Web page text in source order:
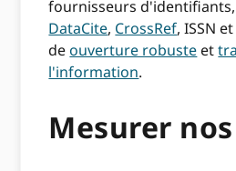
fournisseurs
DataCite, CrossRef, ISSN
deouverture robuste et
l'information.
Mesurer